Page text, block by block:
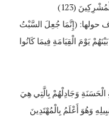
(123)
حولها: (إِنَّمَا جُعِلَ السَّبْتُ
يَوْمَ الْقِيَامَةِ فِيمَا كَانُوا
وَجَادِلْهُمْ بِالَّتِي هِيَ
وَهُوَ أَعْلَمُ بِالْمُهْتَدِينَ